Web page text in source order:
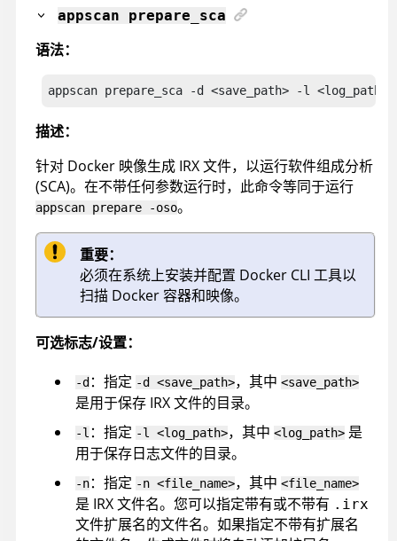
appscan prepare_sca
语法：
appscan prepare_sca -d <save_path> -l
描述：
针对 Docker 映像生成 IRX文件，以运行软件组成分析
(SCA)。在不带任何参数运行时，此命令等同于运行
appscan prepare -oso。
重要：
必须在系统上安装并配置 Docker CLI 工具以
扫描 Docker 容器和映像。
可选标志/设置：
-d ：指定 -d <save_path>，其中 <save_path>
是用于保存 IRX文件的目录。
-l ：指定 -l <log_path>，其中 <log_path> 是
用于保存日志文件的目录。
-n：指定 -n <file_name>，其中 <file_name>
是 IRX文件名。您可以指定带有或不带有 .irx
文件扩展名的文件名。如果指定不带有扩展名